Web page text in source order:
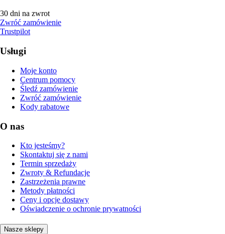
30 dni na zwrot
Zwróć zamówienie
Trustpilot
Usługi
Moje konto
Centrum pomocy
Śledź zamówienie
Zwróć zamówienie
Kody rabatowe
O nas
Kto jesteśmy?
Skontaktuj się z nami
Termin sprzedaży
Zwroty & Refundacje
Zastrzeżenia prawne
Metody płatności
Ceny i opcje dostawy
Oświadczenie o ochronie prywatności
Nasze sklepy